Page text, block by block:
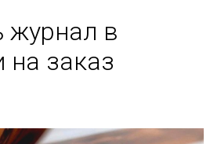
журнал в
на заказ